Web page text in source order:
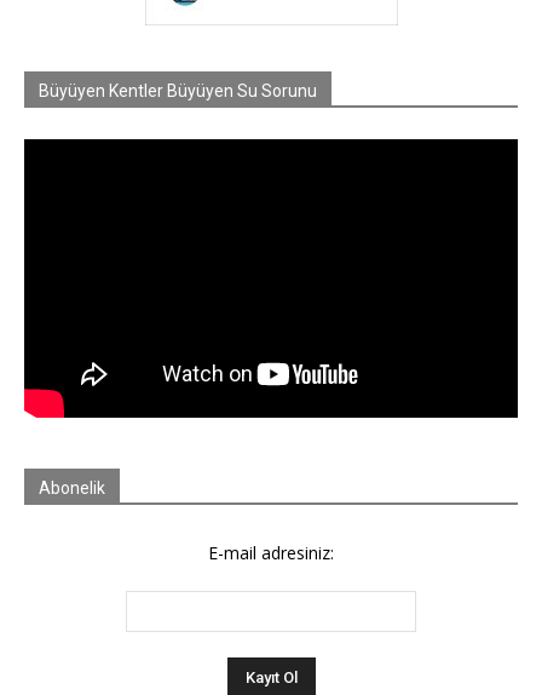
Büyüyen Kentler Büyüyen Su Sorunu
Abonelik
E-mail adresiniz: